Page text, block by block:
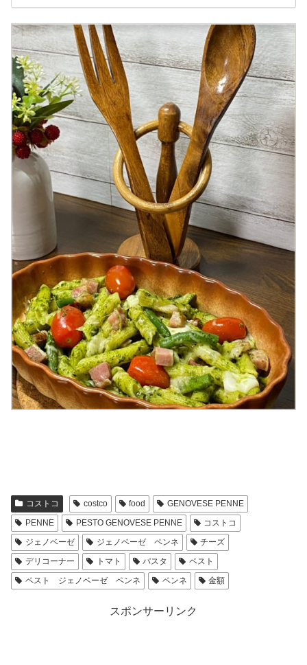
コストコ costco food
GENOVESE PENNE
PENNE
PESTO GENOVESE PENNE
コストコ
ジェノベーゼ
ジェノベーゼ ペンネ
チーズ
デリコーナー
トマト パスタ
ペスト
ペスト ジェノベーゼ ペンネ
ペンネ 金額
スポンサーリンク